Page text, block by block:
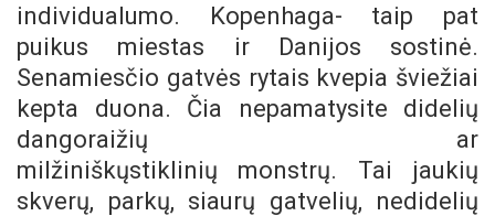
individualumo. Kopenhaga- taip pat
puikus miestas ir Danijos sostinė.
Senamiesčio gatvės rytais kvepia šviežiai
kepta duona. Čia nepamatysite didelių
dangoraižių ar
milžiniškųstiklinių monstrų. Tai jaukių
skverų, parkų, siaurų gatvelių, nedidelių